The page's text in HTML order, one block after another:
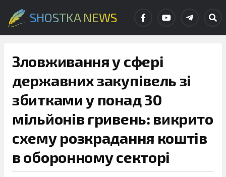
SHOSTKA NEWS
Зловживання у сфері
державних закупівель зі
збитками у понад 30
мільйонів гривень: викрито
схему розкрадання коштів
в оборонному секторі